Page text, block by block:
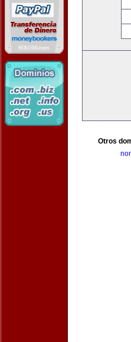
Otros